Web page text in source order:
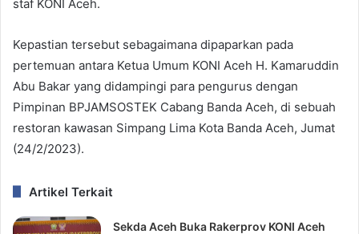
staf KONI Aceh.
Kepastian tersebut sebagaimana dipaparkan pada
pertemuan antara Ketua Umum KONI Aceh H. Kamaruddin
Abu Bakar yang didampingi para pengurus dengan
Pimpinan BPJAMSOSTEK Cabang Banda Aceh, di sebuah
restoran kawasan Simpang Lima Kota Banda Aceh, Jumat
(24/2/2023).
Artikel Terkait
Sekda Aceh Buka Rakerprov KONI Aceh